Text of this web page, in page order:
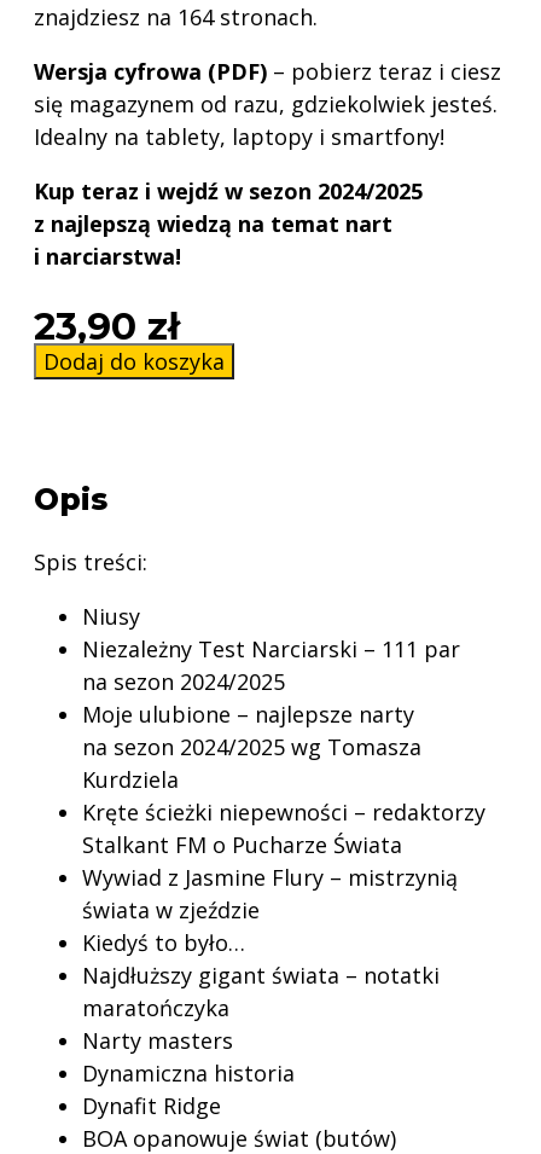
znajdziesz na 164 stronach.
Wersja cyfrowa (PDF) – pobierz teraz i ciesz
się magazynem od razu, gdziekolwiek jesteś.
Idealny na tablety, laptopy i smartfony!
Kup teraz i wejdź w sezon 2024/2025
z najlepszą wiedzą na temat nart
i narciarstwa!
23,90 zł
ilość
&
More
2024/2025
wydanie
PDF
Dodaj do koszyka
Opis
Spis treści:
Niusy
Niezależny Test Narciarski – 111 par
na sezon 2024/2025
Moje ulubione – najlepsze narty
na sezon 2024/2025 wg Tomasza
Kurdziela
Kręte ścieżki niepewności – redaktorzy
Stalkant FM o Pucharze Świata
Wywiad z Jasmine Flury – mistrzynią
świata w zjeździe
Kiedyś to było…
Najdłuższy gigant świata – notatki
maratończyka
Narty masters
Dynamiczna historia
Dynafit Ridge
BOA opanowuje świat (butów)